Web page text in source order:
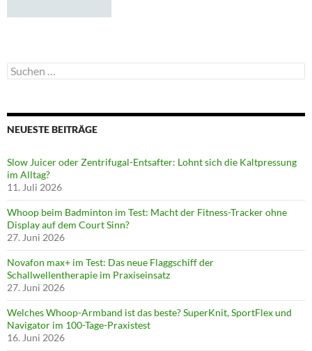
Suchen
nach:
NEUESTE BEITRÄGE
Slow Juicer oder Zentrifugal-Entsafter: Lohnt sich die Kaltpressung
im Alltag?
11. Juli 2026
Whoop beim Badminton im Test: Macht der Fitness-Tracker ohne
Display auf dem Court Sinn?
27. Juni 2026
Novafon max+ im Test: Das neue Flaggschiff der
Schallwellentherapie im Praxiseinsatz
27. Juni 2026
Welches Whoop-Armband ist das beste? SuperKnit, SportFlex und
Navigator im 100-Tage-Praxistest
16. Juni 2026